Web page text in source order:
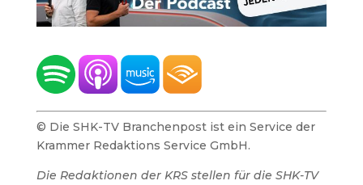
© Die SHK-TV Branchenpost ist ein Service der
Krammer Redaktions Service GmbH.
Die Redaktionen der KRS stellen für die SHK-TV